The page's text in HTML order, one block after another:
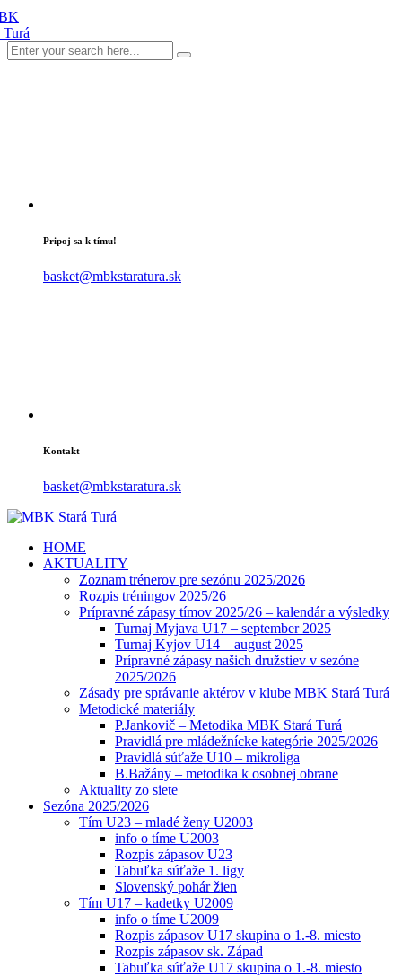
Pripoj sa k tímu!
basket@mbkstaratura.sk
Kontakt
basket@mbkstaratura.sk
HOME
AKTUALITY
Zoznam trénerov pre sezónu 2025/2026
Rozpis tréningov 2025/26
Prípravné zápasy tímov 2025/26 – kalendár a výsledky
Turnaj Myjava U17 – september 2025
Turnaj Kyjov U14 – august 2025
Prípravné zápasy našich družstiev v sezóne
2025/2026
Zásady pre správanie aktérov v klube MBK Stará Turá
Metodické materiály
P.Jankovič – Metodika MBK Stará Turá
Pravidlá pre mládežnícke kategórie 2025/2026
Pravidlá súťaže U10 – mikroliga
B.Bažány – metodika k osobnej obrane
Aktuality zo siete
Sezóna 2025/2026
Tím U23 – mladé ženy U2003
info o tíme U2003
Rozpis zápasov U23
Tabuľka súťaže 1. ligy
Slovenský pohár žien
Tím U17 – kadetky U2009
info o tíme U2009
Rozpis zápasov U17 skupina o 1.-8. miesto
Rozpis zápasov sk. Západ
Tabuľka súťaže U17 skupina o 1.-8. miesto